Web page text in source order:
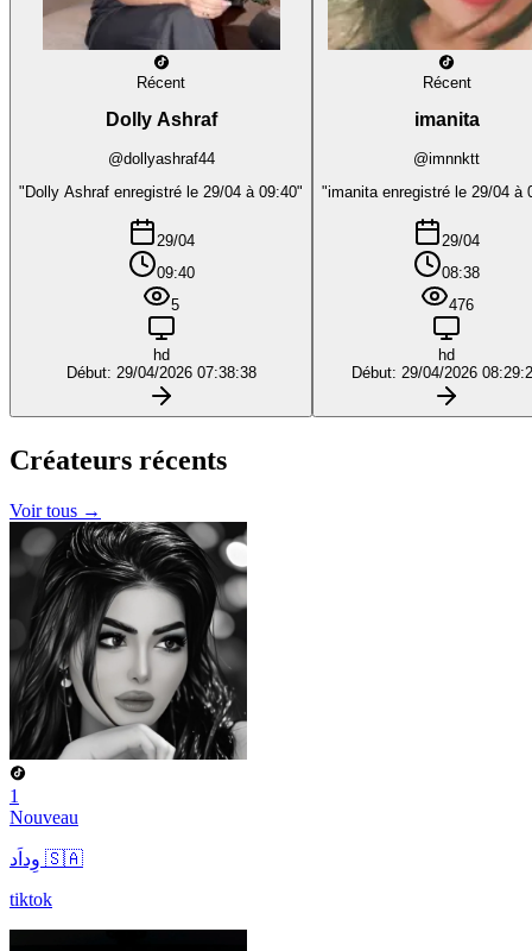
Récent
Dolly Ashraf
@dollyashraf44
"Dolly Ashraf enregistré le 29/04 à 09:40"
29/04
09:40
5
hd
Début: 29/04/2026 07:38:38
Récent
imanita
@imnnktt
"imanita enregistré le 29/04 à
29/04
08:38
476
hd
Début: 29/04/2026
Créateurs récents
Voir tous →
1
Nouveau
وِداَد 🇸🇦
tiktok